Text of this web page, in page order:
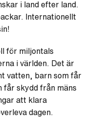
i land efter land.
Internationellt
för miljontals
i världen. Det är
vatten, barn som får
får skydd från mäns
att klara
dagen.